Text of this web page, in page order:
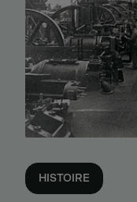
HISTOIRE